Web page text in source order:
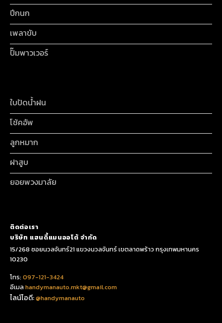
ปีกนก
เพลาขับ
ปั๊มพาวเวอร์
ใบปัดน้ำฝน
โช้คอัพ
ลูกหมาก
ฝาสูบ
ยอยพวงมาลัย
ติดต่อเรา
บริษัท แฮนดี้แมนออโต้ จำกัด
15/268 ซอยนวลจันทร์21 แขวงนวลจันทร์ เขตลาดพร้าว กรุงเทพมหานคร
10230
โทร:097-121-3424
อีเมลhandymanauto.mkt@gmail.com
ไลน์ไอดี:@handymanauto